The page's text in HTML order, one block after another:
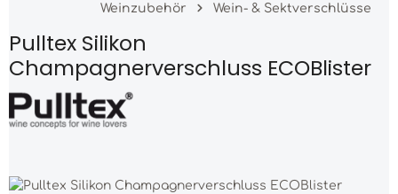
Weinzubehör Wein- & Sektverschlüsse
Pulltex Silikon
Champagnerverschluss ECOBlister
Bildergalerie überspringen